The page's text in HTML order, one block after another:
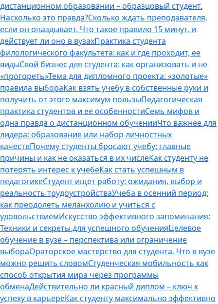
дистанционном образовании – образцовый студент.
Насколько это правда?Сколько ждать преподавателя,
если он опаздывает. Что такое правило 15 минут, и
действует ли оно в вузахПрактика студента
филологического факультета: как и где проходит, ее
видыСвой бизнес для студента: как организовать и не
«прогореть»Тема для дипломного проекта: «золотые»
правила выбораКак взять учебу в собственные руки и
получить от этого максимум пользыПедагогическая
практика студентов и ее особенностиСемь мифов и
одна правда о дистанционном обученииЧто важнее для
лидера: образование или набор личностных
качествПочему студенты бросают учебу: главные
причины и как не оказаться в их числеКак студенту не
потерять интерес к учебеКак стать успешным в
педагогикеСтудент ищет работу: ожидания, выбор и
реальность трудоустройстваУчеба в осенний период:
как преодолеть меланхолию и учиться с
удовольствиемИскусство эффективного запоминания:
Техники и секреты для успешного обученияЦелевое
обучение в вузе – перспектива или ограничение
выбораОраторское мастерство для студента. Что в вузе
можно решить словомСтуденческая мобильность как
способ открытия мира через программы
обменаДействительно ли красный диплом – ключ к
успеху в карьереКак студенту максимально эффективно